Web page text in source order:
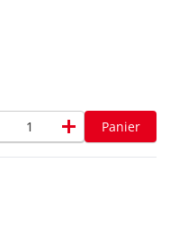
add Panier